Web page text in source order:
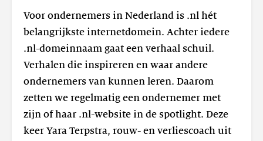
Voor ondernemers in Nederland is .nl hét
belangrijkste internetdomein. Achter iedere
.nl-domeinnaam gaat een verhaal schuil.
Verhalen die inspireren en waar andere
ondernemers van kunnen leren. Daarom
zetten we regelmatig een ondernemer met
zijn of haar .nl-website in de spotlight. Deze
keer Yara Terpstra, rouw- en verliescoach uit